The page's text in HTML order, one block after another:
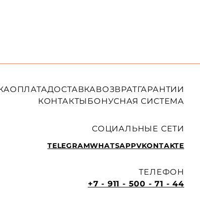
ОПЛАТАДОСТАВКАВОЗВРАТГАРАНТИИ
КОНТАКТЫ БОНУСНАЯ СИСТЕМА
СОЦИАЛЬНЫЕ СЕТИ
TELEGRAMWHATSAPPVKONTAKTE
ТЕЛЕФОН
+7 - 911 - 500 - 71 - 44